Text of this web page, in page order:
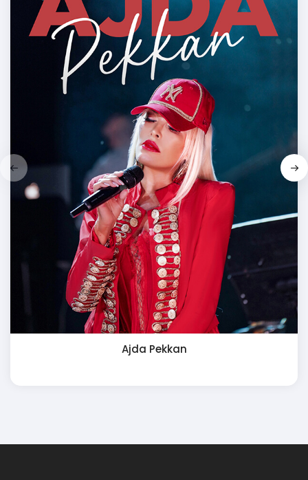
Etkinlik TürüTrajedi
65 dakika
Yaş Sınırı 13+
Ajda Pekkan